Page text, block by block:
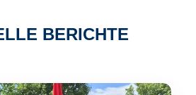
BERICHTE